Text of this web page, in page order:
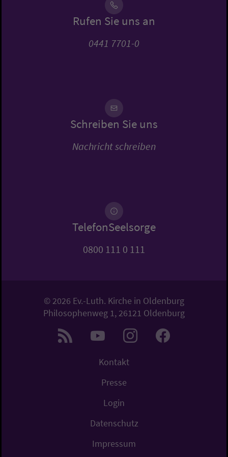
Rufen Sie uns an
0441 7701-0
Schreiben Sie uns
Nachricht schreiben
TelefonSeelsorge
0800 111 0 111
© 2026 Ev.-Luth. Kirche in Oldenburg
Philosophenweg 1, 26121 Oldenburg
Kontakt
Presse
Login
Datenschutz
Impressum